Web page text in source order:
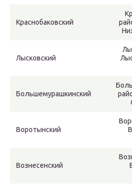
Краснобаковский
Лысковский
Большемурашкинский
Воротынский
Вознесенский